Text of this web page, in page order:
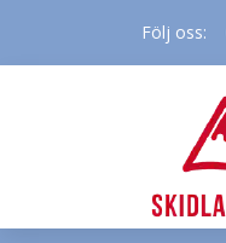
Följ oss: